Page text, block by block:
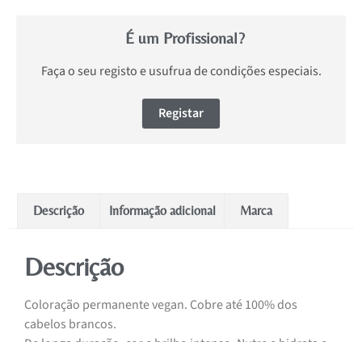
É um Profissional?
Faça o seu registo e usufrua de condições especiais.
Registar
Descrição Informação adicional Marca
Descrição
Coloração permanente vegan. Cobre até 100% dos
cabelos brancos.